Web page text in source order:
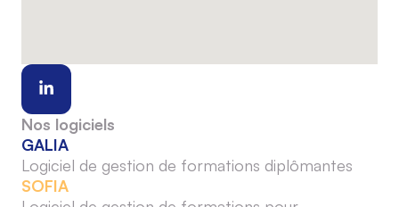
Nos logiciels
GALIA
Logiciel de gestion de formations diplômantes
SOFIA